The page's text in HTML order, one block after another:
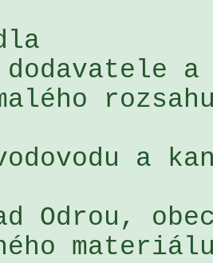
dodavatele
a
Odrou,